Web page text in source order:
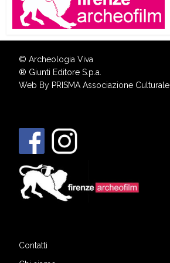
© Archeologia Viva
® Giunti Editore S.p.a.
Web By PRISMA Associazione Culturale
Contatti